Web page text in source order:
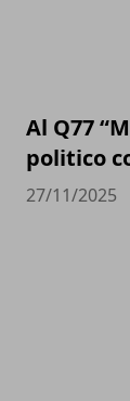
Al Q77
politico
27/11/2025